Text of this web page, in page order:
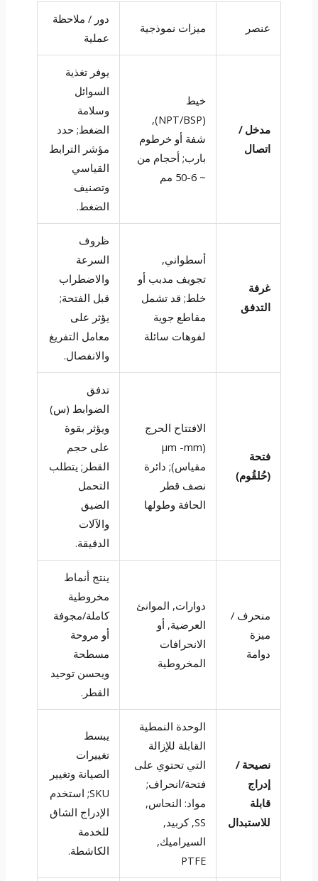
عنصر ميزات نموذجية
دور / ملاحظة
عملية
مدخل /
اتصال
خيط
(NPT/BSP),
شفة أو خرطوم
بارب; أحجام من
~ 6-50 مم
يوفر تغذية
السوائل
وسلامة
الضغط; حدد
مؤشر الترابط
القياسي
وتصنيف
الضغط.
غرفة
التدفق
أسطواني,
تجويف مدبب أو
خلط; قد تشمل
مقاطع جوية
لفوهات سائلة
ظروف
السرعة
والاضطراب
قبل الفتحة;
يؤثر على
معامل التفريغ
والانفصال.
فتحة
(حُلقُوم)
الافتتاح الحرج
(µm -mm
مقياس); دائرة
نصف قطر
الحافة وطولها
تدفق
الضوابط (س)
ويؤثر بقوة
على حجم
القطر; يتطلب
التحمل
الضيق
والآلات
الدقيقة.
منحرف /
ميزة
دوامة
دوارات, الموانئ
العرضية, أو
الانحرافات
المخروطية
ينتج أنماط
مخروطية
كاملة/مجوفة
أو مروحة
مسطحة
ويحسن توحيد
القطر.
نصيحة /
إدراج
قابلة
للاستبدال
الوحدة النمطية
القابلة للإزالة
التي تحتوي على
فتحة/انحراف;
مواد: النحاس,
SS, كربيد,
السيراميك,
PTFE
يبسط
تغييرات
الصيانة وتغيير
SKU; استخدم
الإدراج الشاق
للخدمة
الكاشطة.